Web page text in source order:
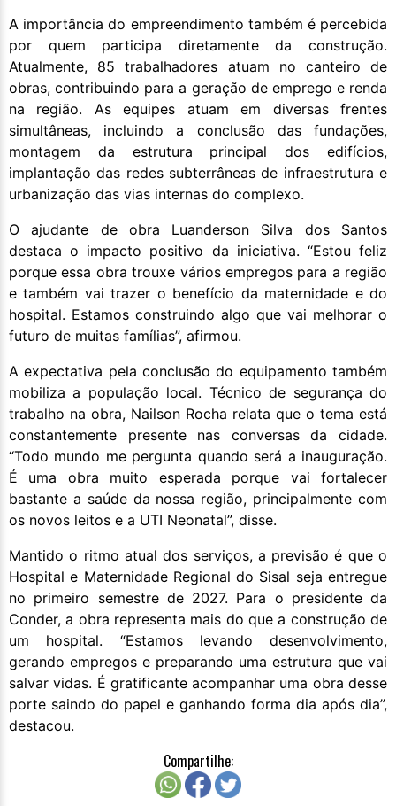
A importância do empreendimento também é percebida
por quem participa diretamente da construção.
Atualmente, 85 trabalhadores atuam no canteiro de
obras, contribuindo para a geração de emprego e renda
na região. As equipes atuam em diversas frentes
simultâneas, incluindo a conclusão das fundações,
montagem da estrutura principal dos edifícios,
implantação das redes subterrâneas de infraestrutura e
urbanização das vias internas do complexo.
O ajudante de obra Luanderson Silva dos Santos
destaca o impacto positivo da iniciativa. “Estou feliz
porque essa obra trouxe vários empregos para a região
e também vai trazer o benefício da maternidade e do
hospital. Estamos construindo algo que vai melhorar o
futuro de muitas famílias”, afirmou.
A expectativa pela conclusão do equipamento também
mobiliza a população local. Técnico de segurança do
trabalho na obra, Nailson Rocha relata que o tema está
constantemente presente nas conversas da cidade.
“Todo mundo me pergunta quando será a inauguração.
É uma obra muito esperada porque vai fortalecer
bastante a saúde da nossa região, principalmente com
os novos leitos e a UTI Neonatal”, disse.
Mantido o ritmo atual dos serviços, a previsão é que o
Hospital e Maternidade Regional do Sisal seja entregue
no primeiro semestre de 2027. Para o presidente da
Conder, a obra representa mais do que a construção de
um hospital. “Estamos levando desenvolvimento,
gerando empregos e preparando uma estrutura que vai
salvar vidas. É gratificante acompanhar uma obra desse
porte saindo do papel e ganhando forma dia após dia”,
destacou.
Compartilhe: